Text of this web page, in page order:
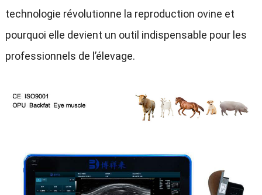
technologie révolutionne la reproduction ovine et
pourquoi elle devient un outil indispensable pour les
professionnels de l’élevage.